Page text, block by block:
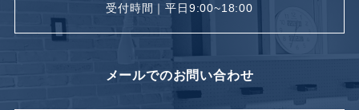
受付時間｜平日9:00~18:00
メールでのお問い合わせ